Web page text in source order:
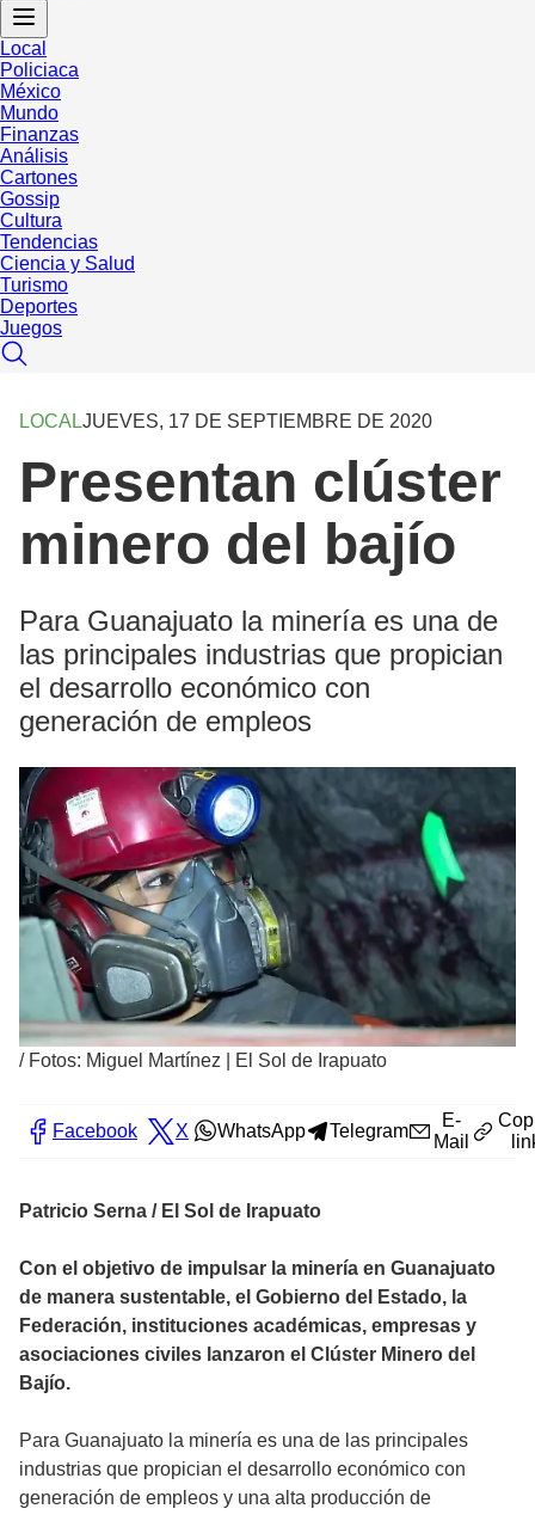
Local
Policiaca
México
Mundo
Finanzas
Análisis
Cartones
Gossip
Cultura
Tendencias
Ciencia y Salud
Turismo
Deportes
Juegos
LOCALJUEVES, 17 DE SEPTIEMBRE DE 2020
Presentan clúster
minero del bajío
Para Guanajuato la minería es una de
las principales industrias que propician
el desarrollo económico con
generación de empleos
/ Fotos: Miguel Martínez | El Sol de Irapuato
Facebook X WhatsApp Telegram
E-
Mail
Patricio Serna / El Sol de Irapuato
Con el objetivo de impulsar la minería en Guanajuato
de manera sustentable, el Gobierno del Estado, la
Federación, instituciones académicas, empresas y
asociaciones civiles lanzaron el Clúster Minero del
Bajío.
Para Guanajuato la minería es una de las principales
industrias que propician el desarrollo económico con
generación de empleos y una alta producción de